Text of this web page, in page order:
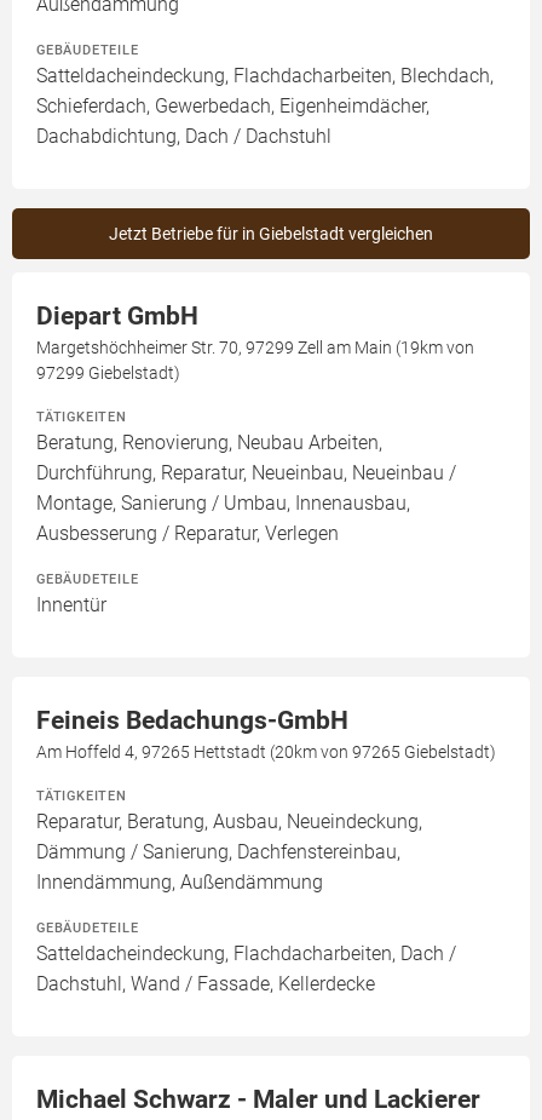
GEBÄUDETEILE
Satteldacheindeckung, Flachdacharbeiten, Blechdach,
Schieferdach, Gewerbedach, Eigenheimdächer,
Dachabdichtung, Dach / Dachstuhl
Jetzt Betriebe für in Giebelstadt vergleichen
Diepart GmbH
Margetshöchheimer Str. 70, 97299 Zell am Main (19km von
97299 Giebelstadt)
TÄTIGKEITEN
Beratung, Renovierung, Neubau Arbeiten,
Durchführung, Reparatur, Neueinbau, Neueinbau /
Montage, Sanierung / Umbau, Innenausbau,
Ausbesserung / Reparatur, Verlegen
GEBÄUDETEILE
Innentür
Feineis Bedachungs-GmbH
Am Hoffeld 4, 97265 Hettstadt (20km von 97265 Giebelstadt)
TÄTIGKEITEN
Reparatur, Beratung, Ausbau, Neueindeckung,
Dämmung / Sanierung, Dachfenstereinbau,
Innendämmung, Außendämmung
GEBÄUDETEILE
Satteldacheindeckung, Flachdacharbeiten, Dach /
Dachstuhl, Wand / Fassade, Kellerdecke
Michael Schwarz - Maler und Lackierer